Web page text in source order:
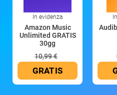
In evidenza
Amazon Music
Unlimited GRATIS
30gg
10,99 €
GRATIS